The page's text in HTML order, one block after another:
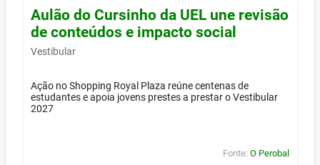
Aulão do Cursinho da UEL une revisão
de conteúdos e impacto social
Vestibular
Ação no Shopping Royal Plaza reúne centenas de
estudantes e apoia jovens prestes a prestar o Vestibular
2027
Fonte: O Perobal